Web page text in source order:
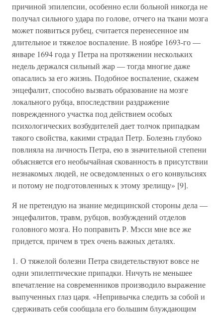
причиной эпилепсии, особенно если больной никогда не
получал сильного удара по голове, отчего на ткани мозга
может появиться рубец, считается перенесенное им
длительное и тяжелое воспаление. В ноябре 1693-го —
январе 1694 года у Петра на протяжении нескольких
недель держался сильный жар — тогда многие даже
опасались за его жизнь. Подобное воспаление, скажем
энцефалит, способно вызвать образование на мозге
локального рубца, впоследствии раздражение
поврежденного участка под действием особых
психологических возбудителей дает толчок припадкам
такого свойства, какими страдал Петр. Болезнь глубоко
повлияла на личность Петра, ею в значительной степени
объясняется его необычайная скованность в присутствии
незнакомых людей, не осведомленных о его конвульсиях
и потому не подготовленных к этому зрелищу» [9].
Я не претендую на знание медицинской стороны дела —
энцефалитов, травм, рубцов, возбуждений отделов
головного мозга. Но поправить Р. Мэсси мне все же
придется, причем в трех очень важных деталях.
1. О тяжелой болезни Петра свидетельствуют вовсе не
одни эпилептические припадки. Ничуть не меньшее
впечатление на современников производило выражение
выпученных глаз царя. «Непривычка следить за собой и
сдерживать себя сообщала его большим блуждающим